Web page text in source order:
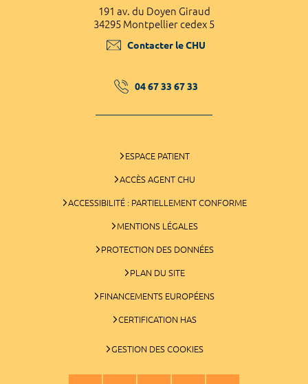
191 av. du Doyen Giraud
34295 Montpellier cedex 5
Contacter le CHU
04 67 33 67 33
ESPACE PATIENT
ACCÈS AGENT CHU
ACCESSIBILITÉ : PARTIELLEMENT CONFORME
MENTIONS LÉGALES
PROTECTION DES DONNÉES
PLAN DU SITE
FINANCEMENTS EUROPÉENS
CERTIFICATION HAS
GESTION DES COOKIES